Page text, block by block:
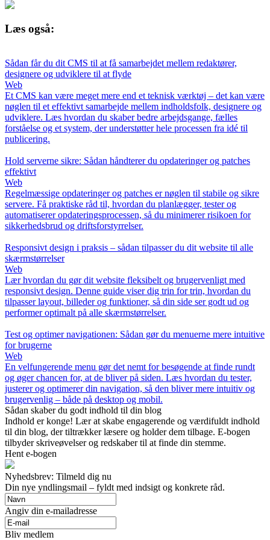
Læs også:
Sådan får du dit CMS til at få samarbejdet mellem redaktører,
designere og udviklere til at flyde
Web
Et CMS kan være meget mere end et teknisk værktøj – det kan være
nøglen til et effektivt samarbejde mellem indholdsfolk, designere og
udviklere. Læs hvordan du skaber bedre arbejdsgange, fælles
forståelse og et system, der understøtter hele processen fra idé til
publicering.
Hold serverne sikre: Sådan håndterer du opdateringer og patches
effektivt
Web
Regelmæssige opdateringer og patches er nøglen til stabile og sikre
servere. Få praktiske råd til, hvordan du planlægger, tester og
automatiserer opdateringsprocessen, så du minimerer risikoen for
sikkerhedsbrud og driftsforstyrrelser.
Responsivt design i praksis – sådan tilpasser du dit website til alle
skærmstørrelser
Web
Lær hvordan du gør dit website fleksibelt og brugervenligt med
responsivt design. Denne guide viser dig trin for trin, hvordan du
tilpasser layout, billeder og funktioner, så din side ser godt ud og
performer optimalt på alle skærmstørrelser.
Test og optimer navigationen: Sådan gør du menuerne mere intuitive
for brugerne
Web
En velfungerende menu gør det nemt for besøgende at finde rundt
og øger chancen for, at de bliver på siden. Læs hvordan du tester,
justerer og optimerer din navigation, så den bliver mere intuitiv og
brugervenlig – både på desktop og mobil.
Sådan skaber du godt indhold til din blog
Indhold er konge! Lær at skabe engagerende og værdifuldt indhold
til din blog, der tiltrækker læsere og holder dem tilbage. E-bogen
tilbyder skriveøvelser og redskaber til at finde din stemme.
Hent e-bogen
Nyhedsbrev: Tilmeld dig nu
Din nye yndlingsmail – fyldt med indsigt og konkrete råd.
Angiv din e-mailadresse
Bliv medlem